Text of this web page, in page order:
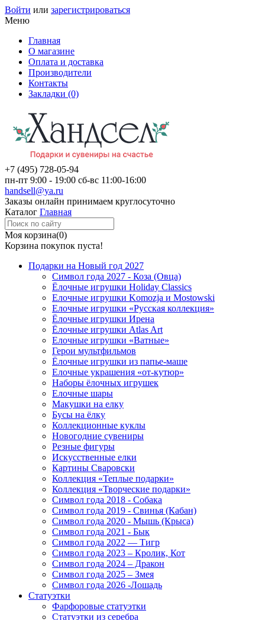
Войти или зарегистрироваться
Меню
Главная
О магазине
Оплата и доставка
Производители
Контакты
Закладки (0)
+7 (495) 728-05-94
пн-пт 9:00 - 19:00 сб-вс 11:00-16:00
handsell@ya.ru
Заказы онлайн принимаем круглосуточно
Каталог Главная
Моя корзина(0)
Корзина покупок пуста!
Подарки на Новый год 2027
Символ года 2027 - Коза (Овца)
Ёлочные игрушки Holiday Classics
Елочные игрушки Komozja и Mostowski
Елочные игрушки «Русская коллекция»
Ёлочные игрушки Ирена
Ёлочные игрушки Atlas Art
Елочные игрушки «Ватные»
Герои мультфильмов
Ёлочные игрушки из папье-маше
Елочные украшения «от-кутюр»
Наборы ёлочных игрушек
Елочные шары
Макушки на елку
Бусы на ёлку
Коллекционные куклы
Новогодние сувениры
Резные фигуры
Искусственные елки
Картины Сваровски
Коллекция «Теплые подарки»
Коллекция «Творческие подарки»
Символ года 2018 - Собака
Символ года 2019 - Свинья (Кабан)
Символ года 2020 - Мышь (Крыса)
Символ года 2021 - Бык
Символ года 2022 — Тигр
Символ года 2023 – Кролик, Кот
Символ года 2024 – Дракон
Символ года 2025 – Змея
Символ года 2026 -Лошадь
Статуэтки
Фарфоровые статуэтки
Статуэтки из серебра